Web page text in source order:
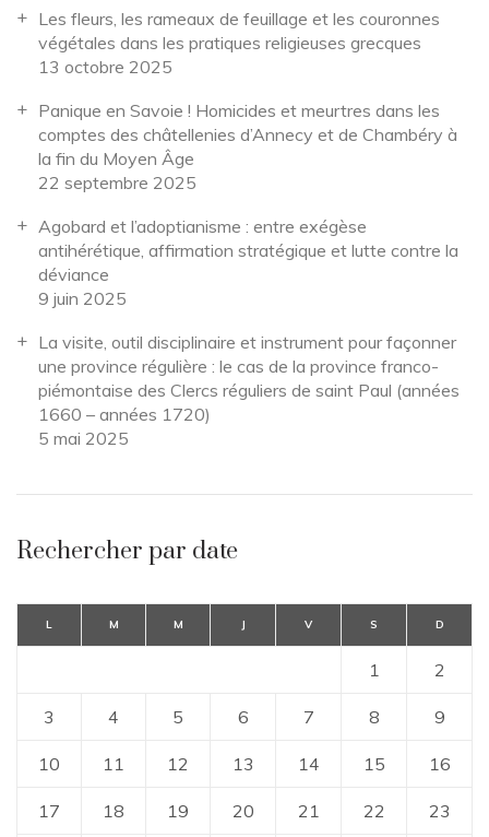
Les fleurs, les rameaux de feuillage et les couronnes
végétales dans les pratiques religieuses grecques
13 octobre 2025
Panique en Savoie ! Homicides et meurtres dans les
comptes des châtellenies d’Annecy et de Chambéry à
la fin du Moyen Âge
22 septembre 2025
Agobard et l’adoptianisme : entre exégèse
antihérétique, affirmation stratégique et lutte contre la
déviance
9 juin 2025
La visite, outil disciplinaire et instrument pour façonner
une province régulière : le cas de la province franco-
piémontaise des Clercs réguliers de saint Paul (années
1660 – années 1720)
5 mai 2025
Rechercher par date
L M M J V S D
1 2
3 4 5 6 7 8 9
10 11 12 13 14 15 16
17 18 19 20 21 22 23